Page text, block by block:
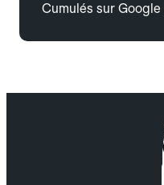
Cumulés sur